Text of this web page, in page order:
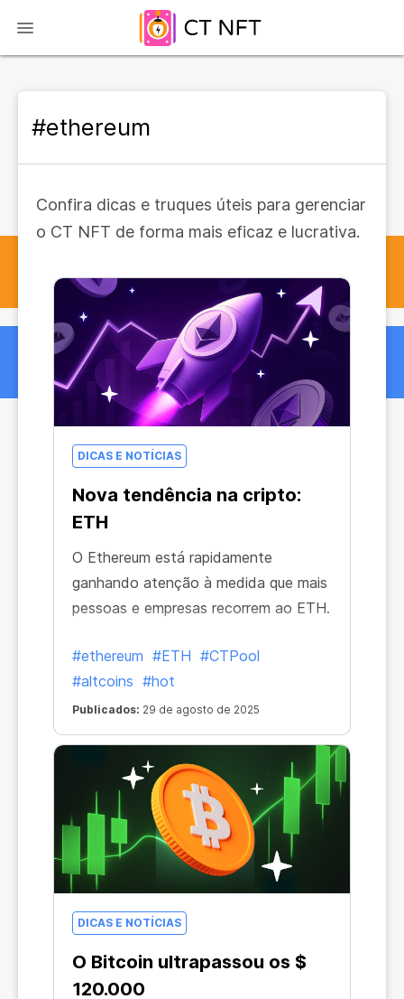
#ethereum
Confira dicas e truques úteis para gerenciar
o CT NFT de forma mais eficaz e lucrativa.
DICAS E NOTÍCIAS
Nova tendência na cripto:
ETH
O Ethereum está rapidamente
ganhando atenção à medida que mais
pessoas e empresas recorrem ao ETH.
#ethereum #ETH #CTPool
#altcoins #hot
Publicados: 29 de agosto de 2025
DICAS E NOTÍCIAS
O Bitcoin ultrapassou os $
120.000